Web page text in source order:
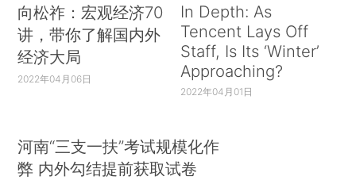
向松祚：宏观经济70
讲，带你了解国内外
经济大局
2022年04月06日
In Depth: As
Tencent Lays Off
Staff, Is Its ‘Winter’
Approaching?
2022年04月01日
河南“三支一扶”考试规模化作
弊 内外勾结提前获取试卷